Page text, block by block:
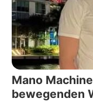
Mano
bewegenden